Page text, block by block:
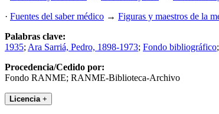
· Fuentes del saber médico → Figuras y maestros de la
Palabras clave:
1935; Ara Sarriá, Pedro, 1898-1973; Fondo bibliográfico;
Procedencia/Cedido por:
Fondo RANME; RANME-Biblioteca-Archivo
Licencia +